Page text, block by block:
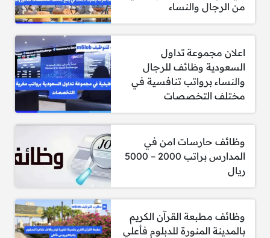
القدرة على فتح حسابات جديدة، التفاوض،
وإتمام الصفقات بنجاح.
دافع ذاتي قوي وموجه نحو تحقيق النتائج.
مهارات جيدة في تخطيط المبيعات، بالإضافة إلى
مهارات اتصال فعالة.
إجادة استخدام برامج مايكروسوفت أوفيس
(Outlook، PowerPoint، Excel، إلخ) واللغة
الإنجليزية.
دبلوم الثانوية العامة أو درجة البكالوريوس في
إدارة الأعمال، التسويق، أو مجال ذي صلة
للتقديم:https://www.linkedin.com
من الرجال والنساء
اعلان مجموعة تداول
السعودية وظائف للرجال
والنساء برواتب تنافسية في
مختلف التخصصات
وظائف حارسات امن في
المدارس براتب 2000 – 5000
ريال
وظائف مطبعة القرآن الكريم
بالمدينة المنورة للدبلوم فأعلي